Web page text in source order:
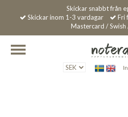
Skickar snabbt från
Skickar inom 1-3 vardagar
Fri
Mastercard / Swish